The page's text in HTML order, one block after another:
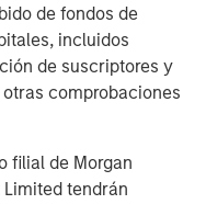
de fondos de
incluidos
de suscriptores y
comprobaciones
filial de Morgan
tendrán
History Can
Future